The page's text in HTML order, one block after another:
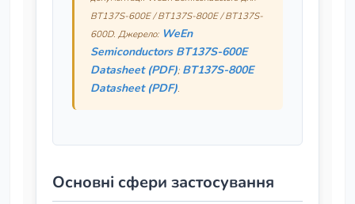
BT137S-600E / BT137S-800E / BT137S-
600D. Джерело: WeEn
Semiconductors BT137S-600E
Datasheet (PDF); BT137S-800E
Datasheet (PDF).
Основні сфери застосування